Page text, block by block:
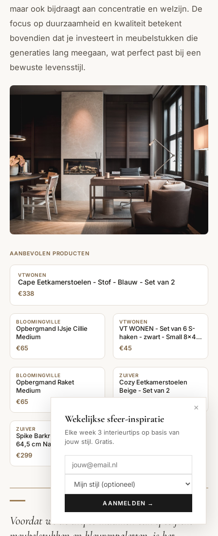
maar ook bijdraagt aan concentratie en welzijn. De
focus op duurzaamheid en kwaliteit betekent
bovendien dat je investeert in meubelstukken die
generaties lang meegaan, wat perfect past bij een
bewuste levensstijl.
AANBEVOLEN PRODUCTEN
VTWONEN
Cape Eetkamerstoelen - Stof - Blauw - Set van 2
×
Wekelijkse sfeer-inspiratie
Elke week 3 interieurtips op basis van
jouw stijl. Gratis.
AANMELDEN →